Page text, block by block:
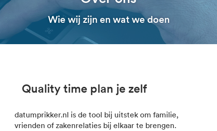
Wie wij zijn en wat we doen
Quality time plan je zelf
datumprikker.nl is de tool bij uitstek om familie,
vrienden of zakenrelaties bij elkaar te brengen.